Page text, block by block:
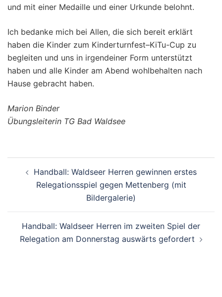
und mit einer Medaille und einer Urkunde belohnt.
Ich bedanke mich bei Allen, die sich bereit erklärt
haben die Kinder zum Kinderturnfest–KiTu-Cup zu
begleiten und uns in irgendeiner Form unterstützt
haben und alle Kinder am Abend wohlbehalten nach
Hause gebracht haben.
Marion Binder
Übungsleiterin TG Bad Waldsee
Handball: Waldseer Herren gewinnen erstes
Relegationsspiel gegen Mettenberg (mit
Bildergalerie)
Handball: Waldseer Herren im zweiten Spiel der
Relegation am Donnerstag auswärts gefordert